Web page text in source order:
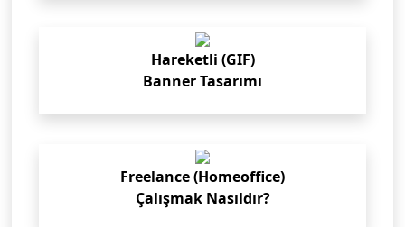
Hareketli (GIF)
Banner Tasarımı
Freelance (Homeoffice)
Çalışmak Nasıldır?